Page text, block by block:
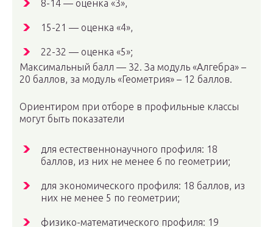
8-14 — оценка «3»,
15-21 — оценка «4»,
22-32 — оценка «5»;
Максимальный балл — 32. За модуль «Алгебра» –
20 баллов, за модуль «Геометрия» – 12 баллов.
Ориентиром при отборе в профильные классы
могут быть показатели
для естественнонаучного профиля: 18
баллов, из них не менее 6 по геометрии;
для экономического профиля: 18 баллов, из
них не менее 5 по геометрии;
физико-математического профиля: 19